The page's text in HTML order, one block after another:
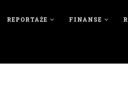
REPORTAŻE FINANSE